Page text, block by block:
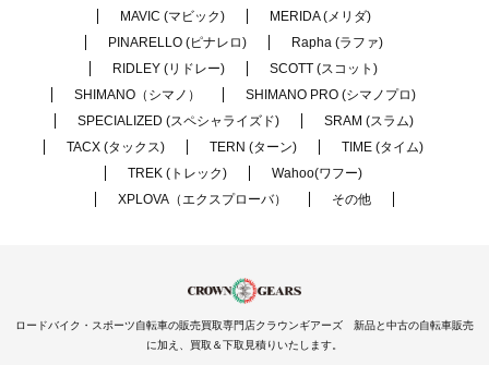
MAVIC (マビック)
MERIDA (メリダ)
PINARELLO (ピナレロ)
Rapha (ラファ)
RIDLEY (リドレー)
SCOTT (スコット)
SHIMANO（シマノ）
SHIMANO PRO (シマノプロ)
SPECIALIZED (スペシャライズド)
SRAM (スラム)
TACX (タックス)
TERN (ターン)
TIME (タイム)
TREK (トレック)
Wahoo(ワフー)
XPLOVA（エクスプローバ）
その他
ロードバイク・スポーツ自転車の販売買取専門店クラウンギアーズ 新品と中古の自転車販売
に加え、買取＆下取見積りいたします。